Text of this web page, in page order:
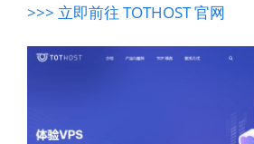
>>> 立即前往 TOTHOST 官网